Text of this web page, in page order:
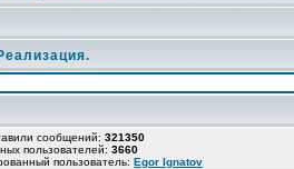
сообщений: 321350
пользователей: 3660
пользователь: Egor Ignatov